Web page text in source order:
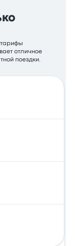
тарифы
отличное
поездки.